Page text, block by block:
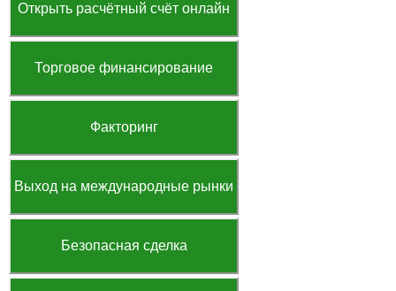
Открыть расчётный счёт онлайн
Торговое финансирование
Факторинг
Выход на международные рынки
Безопасная сделка